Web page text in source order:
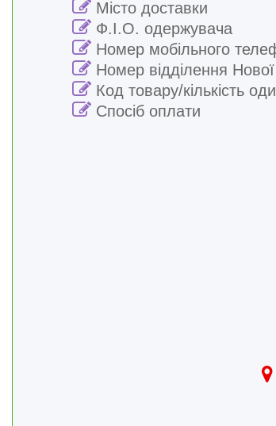
Місто доставки
Ф.І.О. одержувача
Номер мобільного
Номер відділення
Код товару/кількість
Спосіб оплати